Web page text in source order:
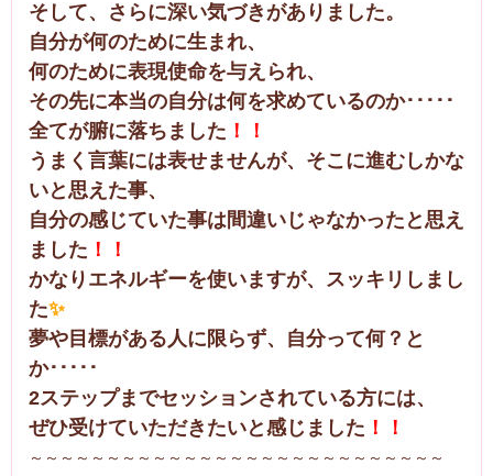
そして、さらに深い気づきがありました。
自分が何のために生まれ、
何のために表現使命を与えられ、
その先に本当の自分は何を求めているのか･････
全てが腑に落ちました ！！
うまく言葉には表せませんが、そこに進むしかな
いと思えた事、
自分の感じていた事は間違いじゃなかったと思え
ました ！！
かなりエネルギーを使いますが、スッキリしまし
た✨
夢や目標がある人に限らず、自分って何？と
か･････
2ステップまでセッションされている方には、
ぜひ受けていただきたいと感じました ！！
～～～～～～～～～～～～～～～～～～～～～～～～～～～